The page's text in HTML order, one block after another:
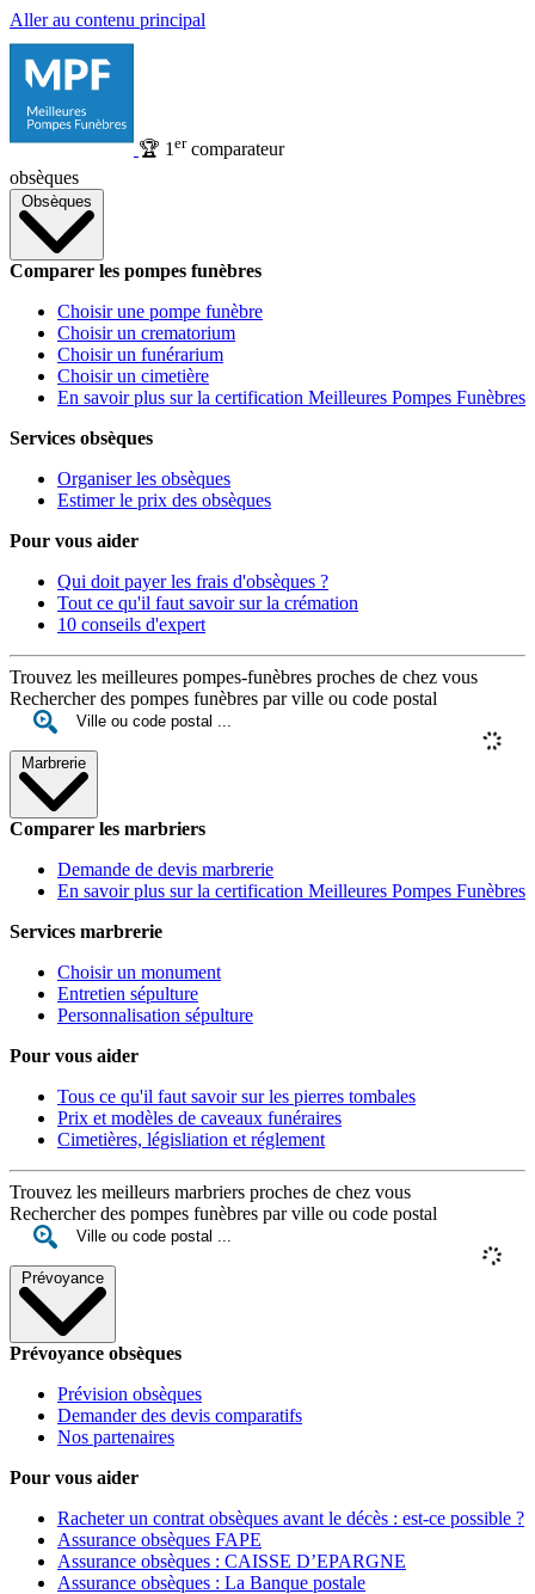
Aller au contenu principal
🏆 1 ercomparateur
obsèques
Obsèques
Comparer les pompes funèbres
Choisir une pompe funèbre
Choisir un crematorium
Choisir un funérarium
Choisir un cimetière
En savoir plus sur la certification Meilleures Pompes Funèbres
Services obsèques
Organiser les obsèques
Estimer le prix des obsèques
Pour vous aider
Qui doit payer les frais d'obsèques ?
Tout ce qu'il faut savoir sur la crémation
10 conseils d'expert
Trouvez les meilleures pompes-funèbres proches de chez vous
Rechercher des pompes funèbres par ville ou code postal
Marbrerie
Comparer les marbriers
Demande de devis marbrerie
En savoir plus sur la certification Meilleures Pompes Funèbres
Services marbrerie
Choisir un monument
Entretien sépulture
Personnalisation sépulture
Pour vous aider
Tous ce qu'il faut savoir sur les pierres tombales
Prix et modèles de caveaux funéraires
Cimetières, législiation et réglement
Trouvez les meilleurs marbriers proches de chez vous
Rechercher des pompes funèbres par ville ou code postal
Prévoyance
Prévoyance obsèques
Prévision obsèques
Demander des devis comparatifs
Nos partenaires
Pour vous aider
Racheter un contrat obsèques avant le décès : est-ce possible ?
Assurance obsèques FAPE
Assurance obsèques : CAISSE D’EPARGNE
Assurance obsèques : La Banque postale